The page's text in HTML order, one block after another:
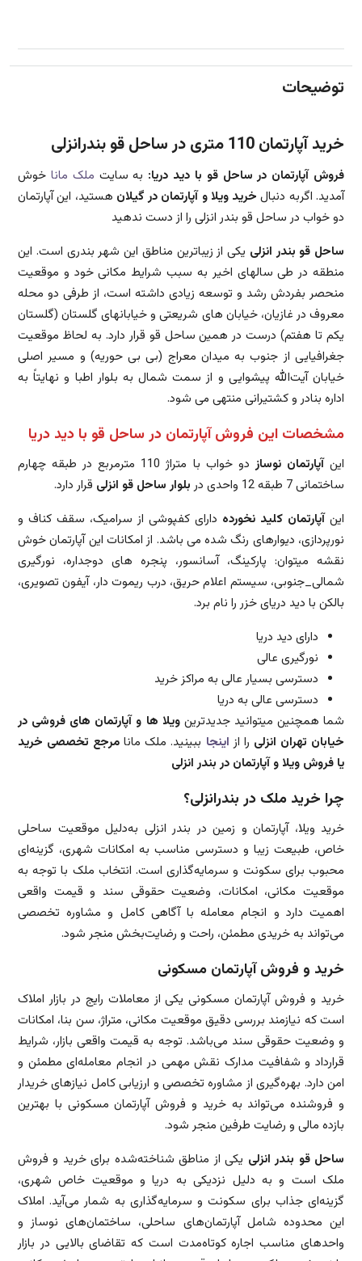
توضیحات
خرید آپارتمان 110 متری در ساحل قو بندرانزلی
فروش آپارتمان در ساحل قو با دید دریا: به سایت ملک مانا خوش
آمدید. اگربه دنبال خرید ویلا و آپارتمان در گیلان هستید، این آپارتمان
دو خواب در ساحل قو بندر انزلی را از دست ندهید
ساحل قو بندر انزلی یکی از زیباترین مناطق این شهر بندری است. این
منطقه در طی سالهای اخیر به سبب شرایط مکانی خود و موقعیت
منحصر بفردش رشد و توسعه زیادی داشته است، از طرفی دو محله
معروف در غازیان، خیابان های شریعتی و خیابانهای گلستان (گلستان
یکم تا هفتم) درست در همین ساحل قو قرار دارد. به لحاظ موقعیت
جغرافیایی از جنوب به میدان معراج (بی بی حوریه) و مسیر اصلی
خیابان آیت‌الله پیشوایی و از سمت شمال به بلوار اطبا و نهایتاً به
اداره بنادر و کشتیرانی منتهی می شود.
مشخصات این فروش آپارتمان در ساحل قو با دید دریا
اینآپارتمان نوساز
دو خواب با متراژ 110 مترمربع در طبقه چهارم
ساختمانی 7 طبقه 12 واحدی در
بلوار ساحل قو انزلی قرار دارد.
اینآپارتمان کلید نخورده دارای کفپوشی از سرامیک، سقف کناف و
نورپردازی، دیوارهای رنگ شده می باشد. از امکانات این آپارتمان خوش
نقشه میتوان: پارکینگ، آسانسور، پنجره های دوجداره، نورگیری
شمالی_جنوبی، سیستم اعلام حریق، درب ریموت دار، آیفون تصویری،
بالکن با دید دریای خزر را نام برد.
دارای دید دریا
نورگیری عالی
دسترسی بسیار عالی به مراکز خرید
دسترسی عالی به دریا
شما همچنین میتوانید جدیدترینویلا ها و آپارتمان های فروشی در
خیابان تهران انزلی را از اینجا ببینید. ملک مانا مرجع تخصصی خرید
یا فروش ویلا و آپارتمان در بندر انزلی
چرا خرید ملک در بندرانزلی؟
خرید ویلا، آپارتمان و زمین در بندر انزلی به‌دلیل موقعیت ساحلی
خاص، طبیعت زیبا و دسترسی مناسب به امکانات شهری، گزینه‌ای
محبوب برای سکونت و سرمایه‌گذاری است. انتخاب ملک با توجه به
موقعیت مکانی، امکانات، وضعیت حقوقی سند و قیمت واقعی
اهمیت دارد و انجام معامله با آگاهی کامل و مشاوره تخصصی
می‌تواند به خریدی مطمئن، راحت و رضایت‌بخش منجر شود.
خرید و فروش آپارتمان مسکونی
خرید و فروش آپارتمان مسکونی یکی از معاملات رایج در بازار املاک
است که نیازمند بررسی دقیق موقعیت مکانی، متراژ، سن بنا، امکانات
و وضعیت حقوقی سند می‌باشد. توجه به قیمت واقعی بازار، شرایط
قرارداد و شفافیت مدارک نقش مهمی در انجام معامله‌ای مطمئن و
امن دارد. بهره‌گیری از مشاوره تخصصی و ارزیابی کامل نیازهای خریدار
و فروشنده می‌تواند به خرید و فروش آپارتمان مسکونی با بهترین
بازده مالی و رضایت طرفین منجر شود.
ساحل قو بندر انزلی یکی از مناطق شناخته‌شده برای خرید و فروش
ملک است و به دلیل نزدیکی به دریا و موقعیت خاص شهری،
گزینه‌ای جذاب برای سکونت و سرمایه‌گذاری به شمار می‌آید. املاک
این محدوده شامل آپارتمان‌های ساحلی، ساختمان‌های نوساز و
واحدهای مناسب اجاره کوتاه‌مدت است که تقاضای بالایی در بازار